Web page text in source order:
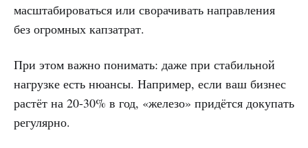
масштабироваться или сворачивать направления
без огромных капзатрат.
При этом важно понимать: даже при стабильной
нагрузке есть нюансы. Например, если ваш бизнес
растёт на 20-30% в год, «железо» придётся докупать
регулярно.